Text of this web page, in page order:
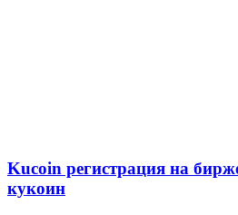
Kucoin регистрация на
кукоин